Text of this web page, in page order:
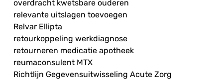
overdracht kwetsbare ouderen
relevante uitslagen toevoegen
Relvar Ellipta
retourkoppeling werkdiagnose
retourneren medicatie apotheek
reumaconsulent MTX
Richtlijn Gegevensuitwisseling Acute Zorg